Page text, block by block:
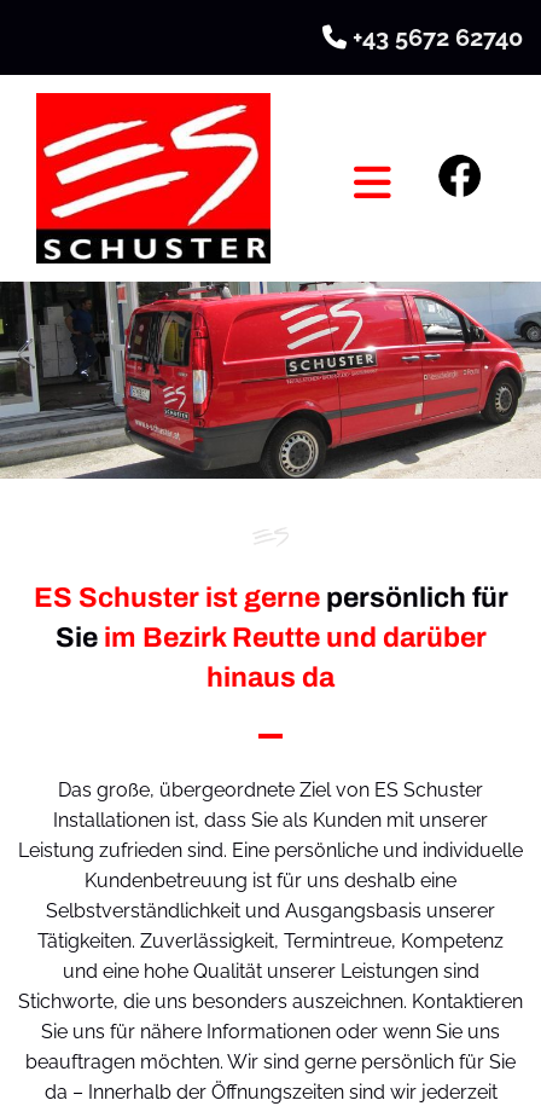
 +43 5672 62740
ES Schuster ist gerne persönlich für
Sieim Bezirk Reutte und darüber
hinaus da
Das große, übergeordnete Ziel von ES Schuster
Installationen ist, dass Sie als Kunden mit unserer
Leistung zufrieden sind. Eine persönliche und individuelle
Kundenbetreuung ist für uns deshalb eine
Selbstverständlichkeit und Ausgangsbasis unserer
Tätigkeiten. Zuverlässigkeit, Termintreue, Kompetenz
und eine hohe Qualität unserer Leistungen sind
Stichworte, die uns besonders auszeichnen. Kontaktieren
Sie uns für nähere Informationen oder wenn Sie uns
beauftragen möchten. Wir sind gerne persönlich für Sie
da – Innerhalb der Öffnungszeiten sind wir jederzeit